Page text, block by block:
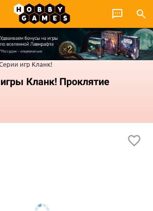
игр Кланк!
Кланк! Проклятие